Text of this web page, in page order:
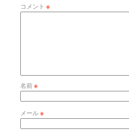
コメント ※
名前※
メール※